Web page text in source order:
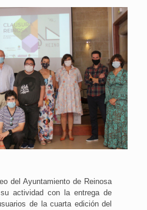
del Ayuntamiento de Reinosa
actividad con la entrega de
de la cuarta edición del